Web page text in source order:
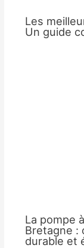
Les
Un guide
La pompe
Bretagne :
durable et